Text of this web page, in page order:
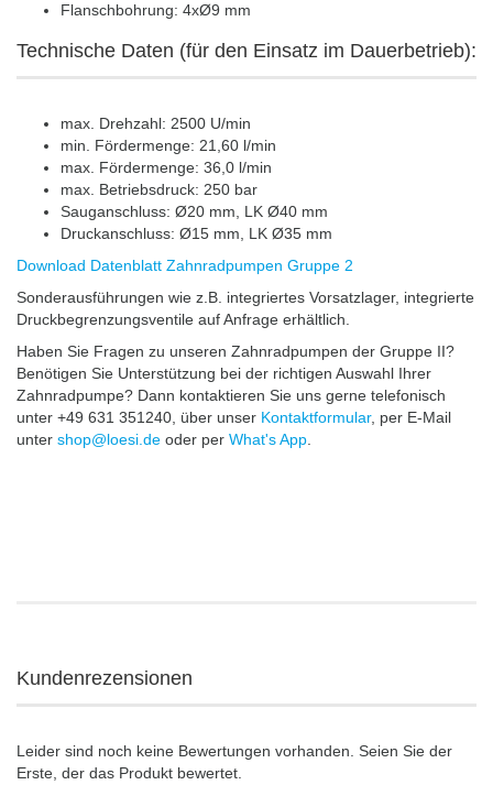
Flanschbohrung: 4xØ9 mm
Technische Daten (für den Einsatz im Dauerbetrieb):
max. Drehzahl: 2500 U/min
min. Fördermenge: 21,60 l/min
max. Fördermenge: 36,0 l/min
max. Betriebsdruck: 250 bar
Sauganschluss: Ø20 mm, LK Ø40 mm
Druckanschluss: Ø15 mm, LK Ø35 mm
Download Datenblatt Zahnradpumpen Gruppe 2
Sonderausführungen wie z.B. integriertes Vorsatzlager, integrierte
Druckbegrenzungsventile auf Anfrage erhältlich.
Haben Sie Fragen zu unseren Zahnradpumpen der Gruppe II?
Benötigen Sie Unterstützung bei der richtigen Auswahl Ihrer
Zahnradpumpe? Dann kontaktieren Sie uns gerne telefonisch
unter +49 631 351240, über unser Kontaktformular, per E-Mail
unter shop@loesi.de oder per What's App.
Kundenrezensionen
Leider sind noch keine Bewertungen vorhanden. Seien Sie der
Erste, der das Produkt bewertet.